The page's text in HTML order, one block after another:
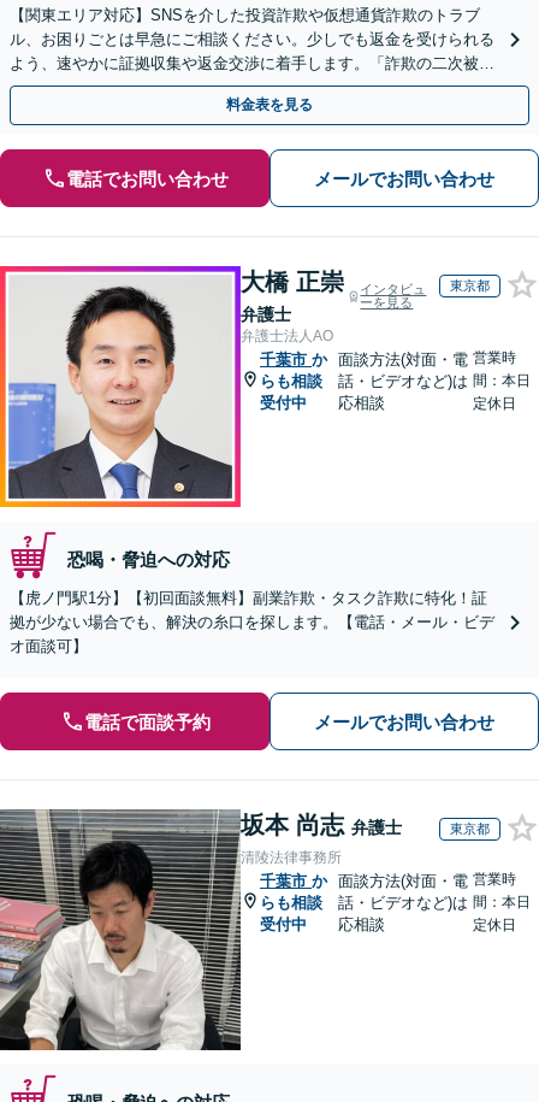
【関東エリア対応】SNSを介した投資詐欺や仮想通貨詐欺のトラブ
ル、お困りごとは早急にご相談ください。少しでも返金を受けられる
よう、速やかに証拠収集や返金交渉に着手します。「詐欺の二次被
害」のご相談も対応します【初回相談無料】【Web相談可】
料金表を見る
電話でお問い合わせ メールでお問い合わせ
大橋 正崇
弁護士
インタビュ
ーを見る
東京都
弁護士法人AO
千葉市 か
らも相談
受付中
面談方法(対面・電
話・ビデオなど)は
応相談
営業時
間：本日
定休日
恐喝・脅迫への対応
【虎ノ門駅1分】【初回面談無料】副業詐欺・タスク詐欺に特化！証
拠が少ない場合でも、解決の糸口を探します。【電話・メール・ビデ
オ面談可】
電話で面談予約 メールでお問い合わせ
坂本 尚志 弁護士 東京都
清陵法律事務所
千葉市 か
らも相談
受付中
面談方法(対面・電
話・ビデオなど)は
応相談
営業時
間：本日
定休日